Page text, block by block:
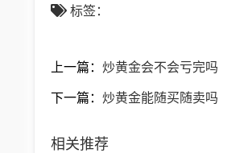
标签：
上一篇： 炒黄金会不会亏完吗
下一篇： 炒黄金能随买随卖吗
相关推荐